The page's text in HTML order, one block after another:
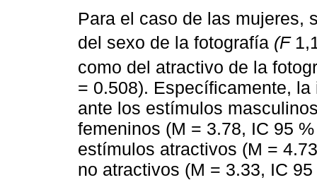
Para el caso de las mujeres,
del sexo de la fotografía (F
como del atractivo de la
= 0.508). Específicamente,
ante los estímulos
femeninos (M = 3.78, IC 95
estímulos atractivos (M =
no atractivos (M = 3.33, IC